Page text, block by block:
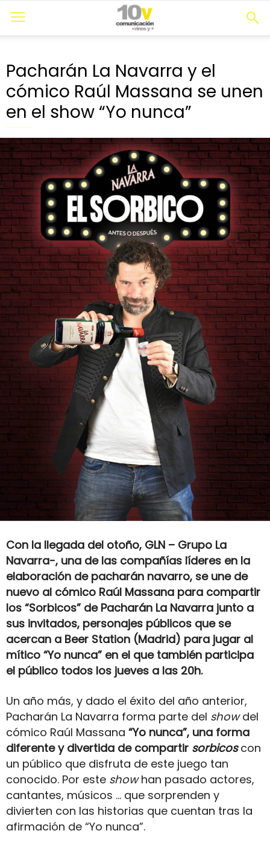
Pacharán La Navarra y el
cómico Raúl Massana se unen
en el show “Yo nunca”
Con la llegada del otoño, GLN – Grupo La
Navarra-, una de las compañías líderes en la
elaboración de pacharán navarro, se une de
nuevo al cómico Raúl Massana para compartir
los “Sorbicos” de Pacharán La Navarra junto a
sus invitados, personajes públicos que se
acercan a Beer Station (Madrid) para jugar al
mítico “Yo nunca” en el que también participa
el público todos los jueves a las 20h.
Un año más, y dado el éxito del año anterior,
Pacharán La Navarra forma parte del showdel
cómico Raúl Massana “Yo nunca”, una forma
diferente y divertida de compartir sorbicoscon
un público que disfruta de este juego tan
conocido. Por este showhan pasado actores,
cantantes, músicos … que sorprenden y
divierten con las historias que cuentan tras la
afirmación de “Yo nunca”.